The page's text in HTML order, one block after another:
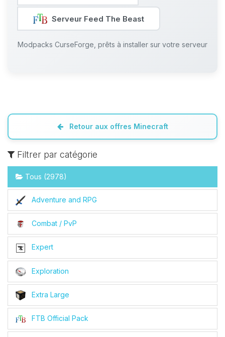
Serveur Feed The Beast
Modpacks CurseForge, prêts à installer sur votre serveur
Retour aux offres Minecraft
Filtrer par catégorie
Tous (2978)
Adventure and RPG
Combat / PvP
Expert
Exploration
Extra Large
FTB Official Pack